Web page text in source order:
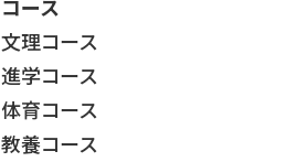
コース
文理コース
進学コース
体育コース
教養コース